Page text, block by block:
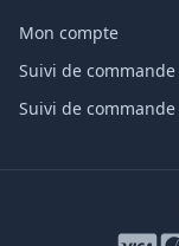
Mon compte
Suivi de commande
Suivi de commande